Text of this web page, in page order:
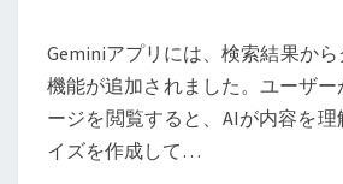
能：
学
習
Geminiアプリには、検索結果か
機能が追加されました。ユーザ
ージを閲覧すると、AIが内容を理
イズを作成して…